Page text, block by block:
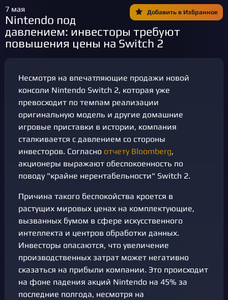
Добавить в Избранное
7 мая
Nintendo под
давлением: инвесторы требуют
повышения цены на Switch 2
Несмотря на впечатляющие продажи новой
консоли Nintendo Switch 2, которая уже
превосходит по темпам реализации
оригинальную модель и другие домашние
игровые приставки в истории, компания
сталкивается с давлением со стороны
инвесторов. Согласно отчету Bloomberg,
акционеры выражают обеспокоенность по
поводу "крайне нерентабельности" Switch 2.
Причина такого беспокойства кроется в
растущих мировых ценах на комплектующие,
вызванных бумом в сфере искусственного
интеллекта и центров обработки данных.
Инвесторы опасаются, что увеличение
производственных затрат может негативно
сказаться на прибыли компании. Это происходит
на фоне падения акций Nintendo на 45% за
последние полгода, несмотря на